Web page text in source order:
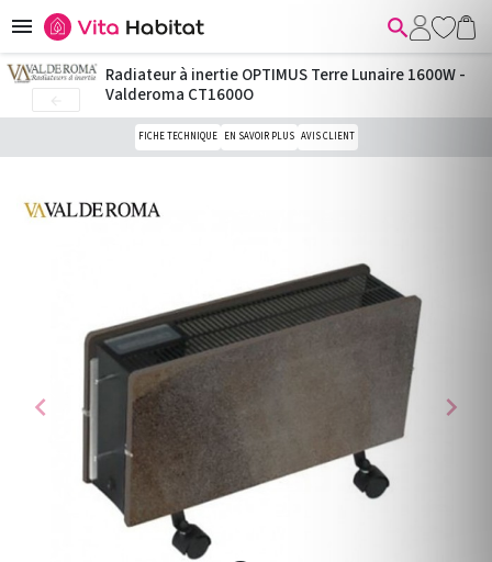
 
chevron_left chevron_right
Radiateur à inertie OPTIMUS Terre Lunaire 1600W -
Valderoma CT1600O
FICHE TECHNIQUE EN SAVOIR PLUS AVIS CLIENT